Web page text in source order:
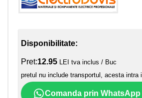
Disponibilitate:
Pret:12.95 LEI tva inclus / Buc
pretul nu include transportul, acesta intra
Comanda prin WhatsApp